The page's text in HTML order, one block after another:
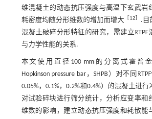
维混凝土的动态抗压强度与高温下玄武岩
耗密度均随分形维数的增加而增大
12
.目
混凝土破碎分形特征的研究，需建立RTPF
与力学性能的关系.
本文使用直径100 mm的分离式霍普
Hopkinson pressure bar，SHPB）对不同
0.05%，0.1%，0.2%和0.4%）的混凝土进行
对试验碎块进行筛分统计，分析应变率和
维数的影响，建立动态抗压强度和耗散能